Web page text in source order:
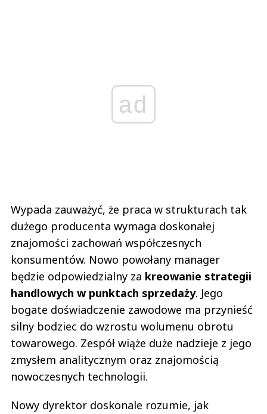
ad
Wypada zauważyć, że praca w strukturach tak
dużego producenta wymaga doskonałej
znajomości zachowań współczesnych
konsumentów. Nowo powołany manager
będzie odpowiedzialny za kreowanie strategii
handlowych w punktach sprzedaży. Jego
bogate doświadczenie zawodowe ma przynieść
silny bodziec do wzrostu wolumenu obrotu
towarowego. Zespół wiąże duże nadzieje z jego
zmysłem analitycznym oraz znajomością
nowoczesnych technologii.
Nowy dyrektor doskonale rozumie, jak